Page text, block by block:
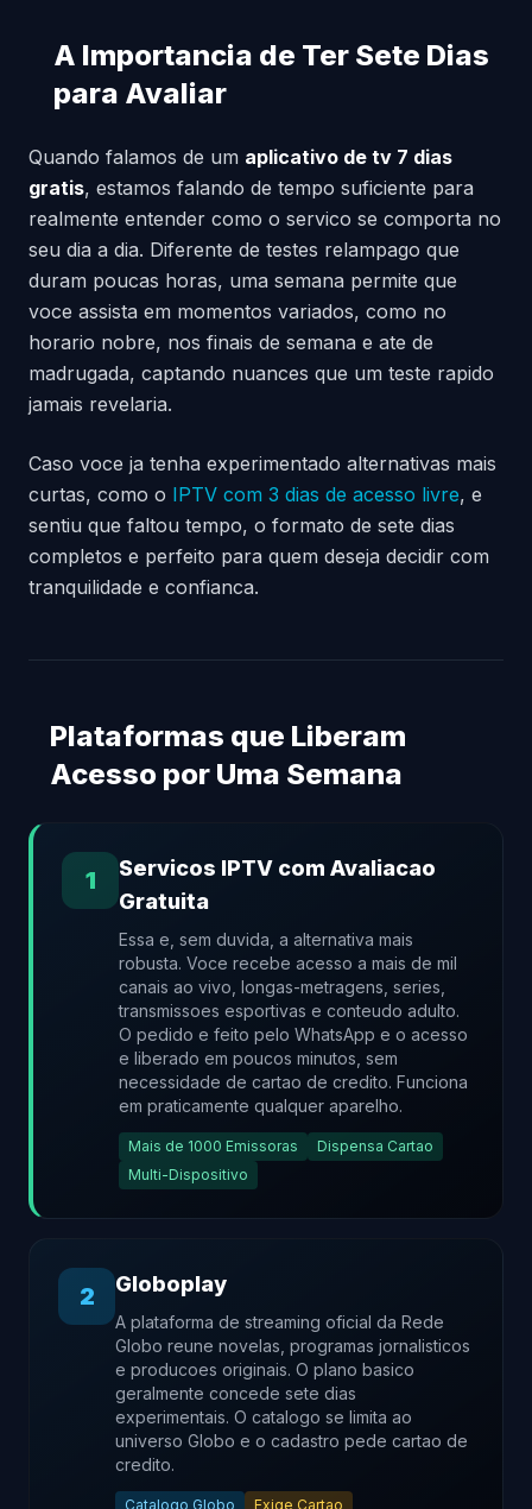
A Importancia de Ter Sete Dias
para Avaliar
Quando falamos de um aplicativo de tv 7 dias
gratis, estamos falando de tempo suficiente para
realmente entender como o servico se comporta no
seu dia a dia. Diferente de testes relampago que
duram poucas horas, uma semana permite que
voce assista em momentos variados, como no
horario nobre, nos finais de semana e ate de
madrugada, captando nuances que um teste rapido
jamais revelaria.
Caso voce ja tenha experimentado alternativas mais
curtas, como o IPTV com 3 dias de acesso livre, e
sentiu que faltou tempo, o formato de sete dias
completos e perfeito para quem deseja decidir com
tranquilidade e confianca.
Plataformas que Liberam
Acesso por Uma Semana
1
Servicos IPTV com Avaliacao
Gratuita
Essa e, sem duvida, a alternativa mais
robusta. Voce recebe acesso a mais de mil
canais ao vivo, longas-metragens, series,
transmissoes esportivas e conteudo adulto.
O pedido e feito pelo WhatsApp e o acesso
e liberado em poucos minutos, sem
necessidade de cartao de credito. Funciona
em praticamente qualquer aparelho.
Mais de 1000 Emissoras
Dispensa Cartao
Multi-Dispositivo
2 Globoplay
A plataforma de streaming oficial da Rede
Globo reune novelas, programas jornalisticos
e producoes originais. O plano basico
geralmente concede sete dias
experimentais. O catalogo se limita ao
universo Globo e o cadastro pede cartao de
credito.
Catalogo Globo Exige Cartao